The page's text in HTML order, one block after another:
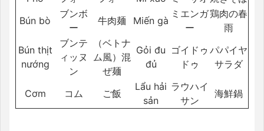
Bún bò
ブンボ
ー
牛肉麺 Miến gà
ミエンガ
ー
鶏肉の春
雨
Bún thịt
nướng
ブンテ
ィッヌ
ン
（ベトナ
ム風）混
ぜ麺
Gỏi đu
đủ
ゴイドゥ
ドゥ
パパイヤ
サラダ
Cơm コム ご飯
Lẩu hải
sản
ラウハイ
サン
海鮮鍋